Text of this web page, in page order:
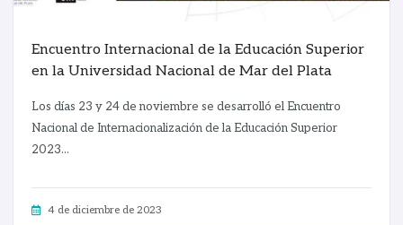
Encuentro Internacional de la Educación Superior
en la Universidad Nacional de Mar del Plata
Los días 23 y 24 de noviembre se desarrolló el Encuentro
Nacional de Internacionalización de la Educación Superior
2023...
4 de diciembre de 2023